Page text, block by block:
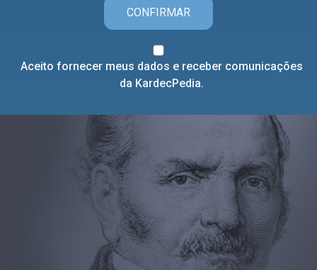
CONFIRMAR
Aceito fornecer meus dados e receber comunicações
da KardecPedia.